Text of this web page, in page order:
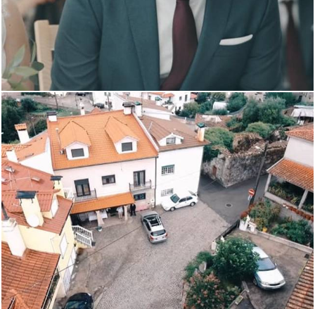
1274 0
1001